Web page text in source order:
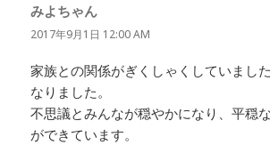
みよちゃん
り:
2017年9月1日 12:00 AM
家族との関係がぎくしゃくしていまし
なりました。
不思議とみんなが穏やかになり、平穏
ができています。